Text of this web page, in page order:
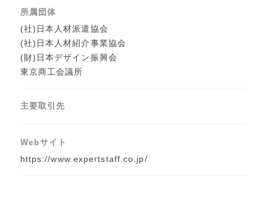
所属団体
(社)日本人材派遣協会
(社)日本人材紹介事業協会
(財)日本デザイン振興会
東京商工会議所
主要取引先
Webサイト
https://www.expertstaff.co.jp/